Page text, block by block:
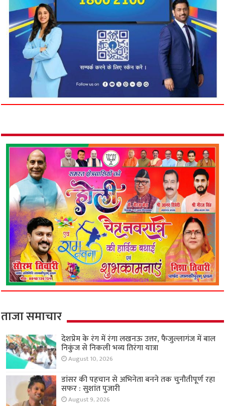
ताजा समाचार
देशप्रेम के रंग में रंगा लखनऊ उत्तर, फैजुल्लागंज में बाल
निकुंज से निकली भव्य तिरंगा यात्रा
August 10, 2026
डांसर की पहचान से अभिनेता बनने तक चुनौतीपूर्ण रहा
सफर : सुशांत पुजारी
August 9, 2026